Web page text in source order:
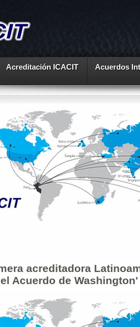
Acreditación ICACIT Acuerdos
acreditadora
Acuerdo de Washington'